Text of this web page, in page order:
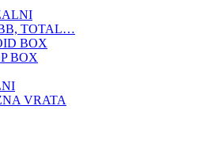
TOTAL…
BOX
BOX
VRATA